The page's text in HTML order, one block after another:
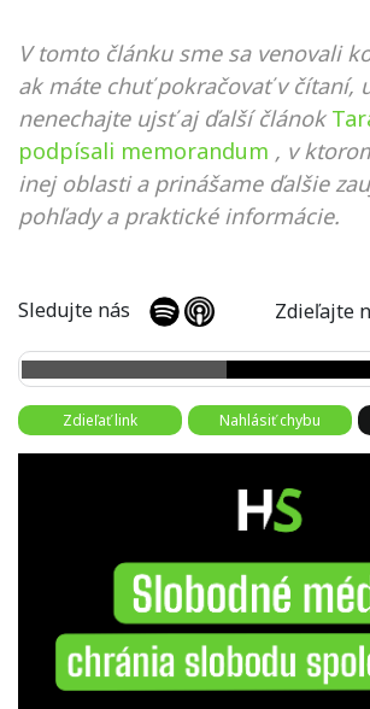
V tomto článku sme sa venovali
ak máte chuť pokračovať v čítaní,
nenechajte ujsť aj ďalší článok
podpísali memorandum , v
inej oblasti a prinášame ďalšie
pohľady a praktické informácie.
Sledujte nás Zdieľajte
Zdieľať link Nahlásiť chybu